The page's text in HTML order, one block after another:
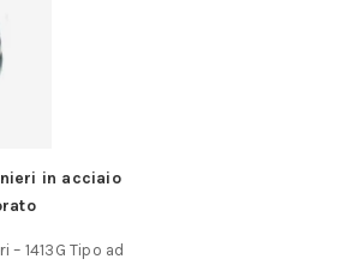
in acciaio
1413G Tipo ad